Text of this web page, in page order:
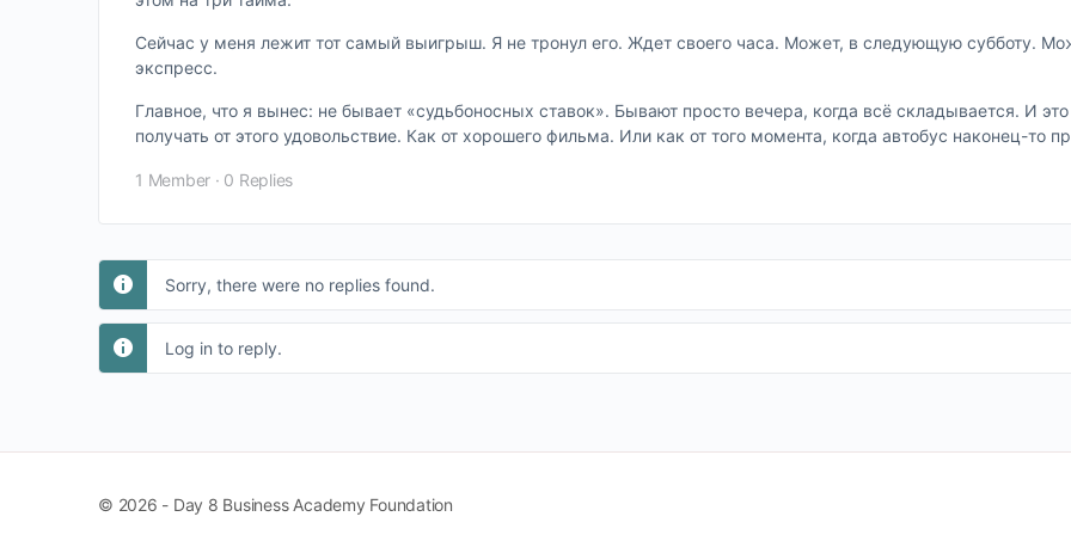
Сейчас у меня лежит тот самый выигрыш. Я не тронул его. Ждет своего часа. Может, в следующую субботу.
экспресс.
Главное, что я вынес: не бывает «судьбоносных ставок». Бывают просто вечера, когда всё складывается. И
получать от этого удовольствие. Как от хорошего фильма. Или как от того момента, когда автобус наконец-то
1 Member · 0 Replies
Sorry, there were no replies found.
Log in to reply.
© 2026 - Day 8 Business Academy Foundation